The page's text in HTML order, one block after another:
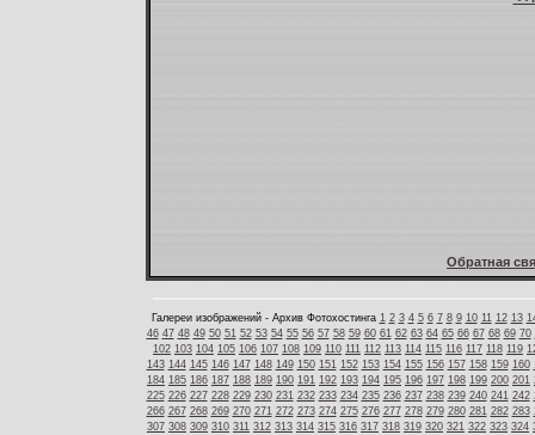
Обратная
Галереи изображений - Архив Фотохостинга 1 2 3 4 5 6 7 8 9 10 11 12 13
46 47 48 49 50 51 52 53 54 55 56 57 58 59 60 61 62 63 64 65 66 67 68 69 70
102 103 104 105 106 107 108 109 110 111 112 113 114 115 116 117 118 119
143 144 145 146 147 148 149 150 151 152 153 154 155 156 157 158 159 160
184 185 186 187 188 189 190 191 192 193 194 195 196 197 198 199 200 201
225 226 227 228 229 230 231 232 233 234 235 236 237 238 239 240 241 242
266 267 268 269 270 271 272 273 274 275 276 277 278 279 280 281 282 283
307 308 309 310 311 312 313 314 315 316 317 318 319 320 321 322 323 324